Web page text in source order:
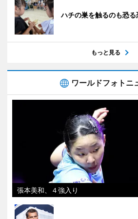
ハチの巣を触るのも恐る
もっと見る
ワールドフォトニ
張本美和、４強入り